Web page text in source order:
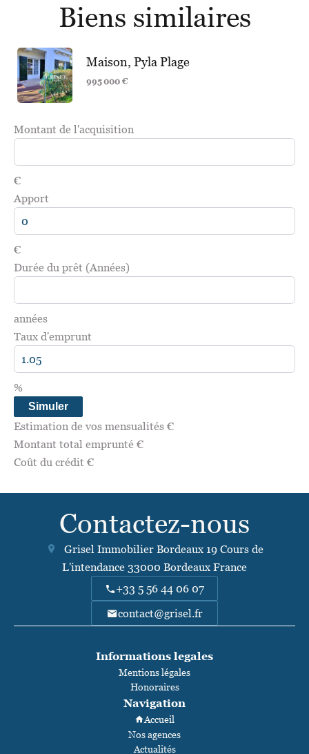
Biens similaires
Maison, Pyla Plage
995 000 €
Montant de l'acquisition
€
Apport
€
Durée du prêt (Années)
années
Taux d'emprunt
%
Simuler
Estimation de vos mensualités €
Montant total emprunté €
Coût du crédit €
Contactez-nous
Grisel Immobilier Bordeaux19 Cours de
L'intendance 33000 Bordeaux France
+33 5 56 44 06 07
contact@grisel.fr
Informations legales
Mentions légales
Honoraires
Navigation
Accueil
Nos agences
Actualités